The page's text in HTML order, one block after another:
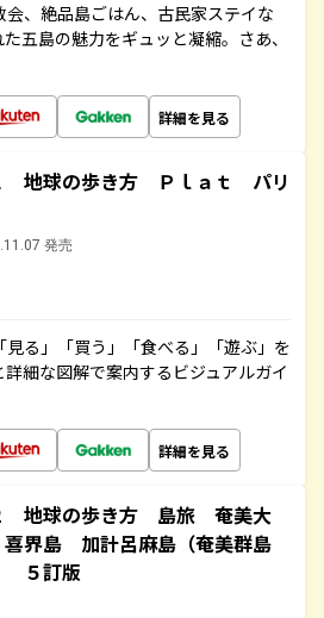
、絶品島ごはん、古民家ステイな
五島の魅力をギュッと凝縮。さあ、
詳細を見る
地球の歩き方 Ｐｌａｔ パリ
発売
る」「買う」「食べる」「遊ぶ」を
細な図解で案内するビジュアルガイ
詳細を見る
地球の歩き方 島旅 奄美大
界島 加計呂麻島（奄美群島
５訂版